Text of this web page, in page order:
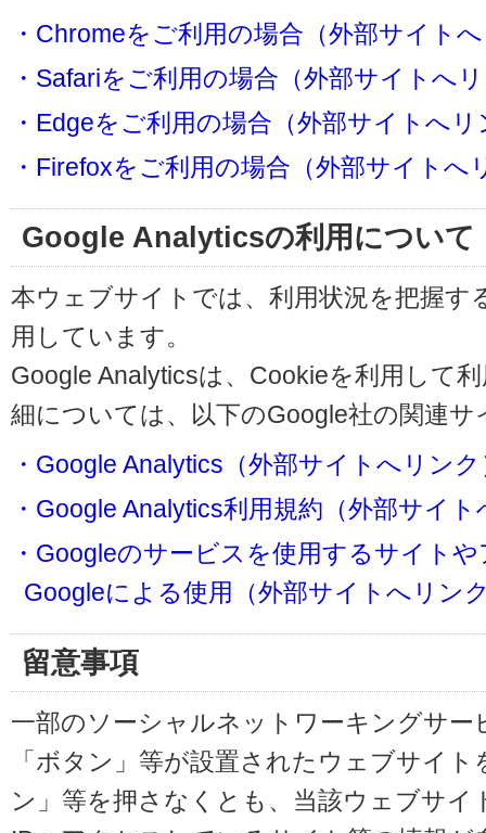
・Chromeをご利用の場合（外部サイト
・Safariをご利用の場合（外部サイトへ
・Edgeをご利用の場合（外部サイトへリ
・Firefoxをご利用の場合（外部サイトへ
Google Analyticsの利用について
本ウェブサイトでは、利用状況を把握す
用しています。
Google Analyticsは、Cookieを利用して
細については、以下のGoogle社の関連
・Google Analytics（外部サイトへリンク
・Google Analytics利用規約（外部サイ
・Googleのサービスを使用するサイト
Googleによる使用（外部サイトへリン
留意事項
一部のソーシャルネットワーキングサー
「ボタン」等が設置されたウェブサイ
ン」等を押さなくとも、当該ウェブサイ